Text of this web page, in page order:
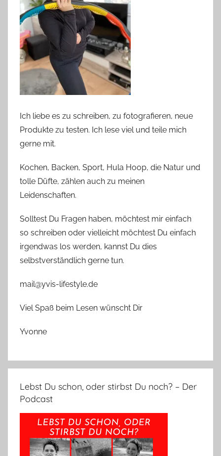
Ich liebe es zu schreiben, zu fotografieren, neue
Produkte zu testen. Ich lese viel und teile mich
gerne mit.
Kochen, Backen, Sport, Hula Hoop, die Natur und
tolle Düfte, zählen auch zu meinen
Leidenschaften.
Solltest Du Fragen haben, möchtest mir einfach
so schreiben oder vielleicht möchtest Du einfach
irgendwas los werden, kannst Du dies
selbstverständlich gerne tun.
mail@yvis-lifestyle.de
Viel Spaß beim Lesen wünscht Dir
Yvonne
Lebst Du schon, oder stirbst Du noch? – Der
Podcast